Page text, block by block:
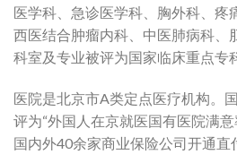
医学科、急诊医学科、胸外科、疼
西医结合肿瘤内科、中医肺病科、
科室及专业被评为国家临床重点专
医院是北京市A类定点医疗机构。
评为“外国人在京就医国有医院满
国内外40余家商业保险公司开通直